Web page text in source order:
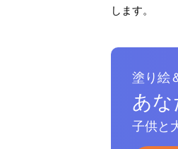
します。
塗り絵
あな
子供と